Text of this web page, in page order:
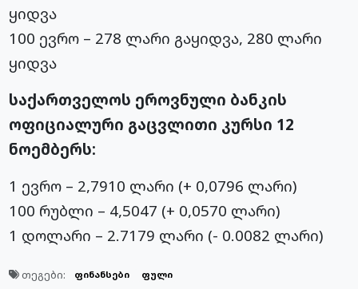
ყიდვა
100 ევრო – 278 ლარი გაყიდვა, 280 ლარი
ყიდვა
საქართველოს ეროვნული ბანკის
ოფიციალური გაცვლითი კურსი 12
ნოემბერს:
1 ევრო – 2,7910 ლარი (+ 0,0796 ლარი)
100 რუბლი – 4,5047 (+ 0,0570 ლარი)
1 დოლარი – 2.7179 ლარი (- 0.0082 ლარი)
თეგები: ფინანსები ფული